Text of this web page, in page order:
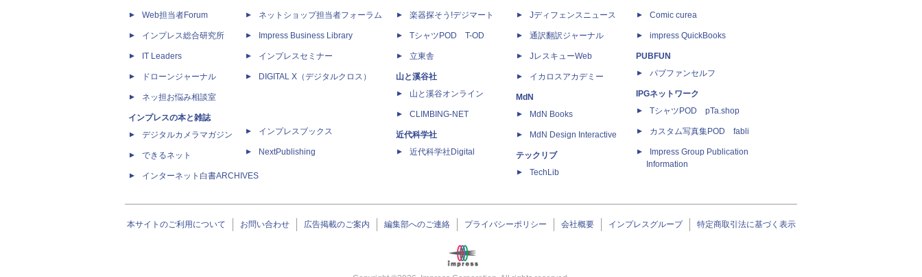
Web担当者Forum
インプレス総合研究所
IT Leaders
ドローンジャーナル
ネッ担お悩み相談室
インプレスの本と雑誌
デジタルカメラマガジン
できるネット
インターネット白書ARCHIVES
ネットショップ担当者フォーラム
Impress Business Library
インプレスセミナー
DIGITAL X（デジタルクロス）
インプレスブックス
NextPublishing
楽器探そう!デジマート
TシャツPOD T-OD
立東舎
山と溪谷社
山と溪谷オンライン
CLIMBING-NET
近代科学社
近代科学社Digital
Jディフェンスニュース
通訳翻訳ジャーナル
JレスキューWeb
イカロスアカデミー
MdN
MdN Books
MdN Design Interactive
テックリブ
TechLib
Comic curea
impress QuickBooks
PUBFUN
パブファンセルフ
IPGネットワーク
TシャツPOD pTa.shop
カスタム写真集POD fabli
Impress Group Publication
Information
本サイトのご利用について お問い合わせ 広告掲載のご案内 編集部へのご連絡 プライバシーポリシー 会社概要 インプレスグループ 特定商取引法に基づく表示